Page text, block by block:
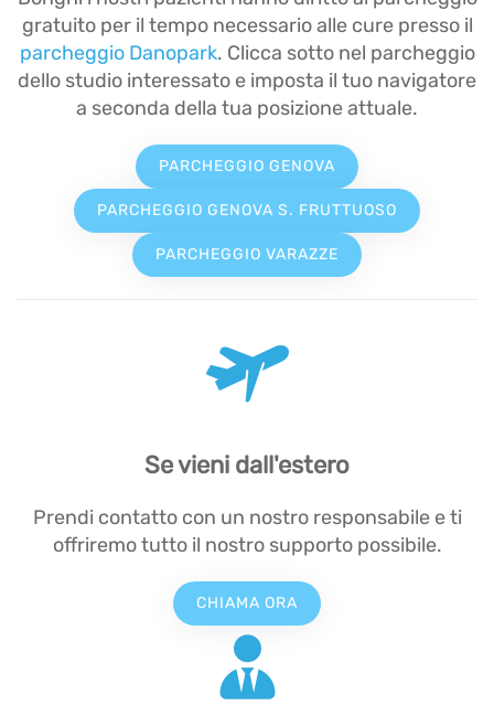
gratuito per il tempo necessario alle cure presso il
parcheggio Danopark. Clicca sotto nel parcheggio
dello studio interessato e imposta il tuo navigatore
a seconda della tua posizione attuale.
PARCHEGGIO GENOVA
PARCHEGGIO GENOVA S. FRUTTUOSO
PARCHEGGIO VARAZZE
Se vieni dall'estero
Prendi contatto con un nostro responsabile e ti
offriremo tutto il nostro supporto possibile.
CHIAMA ORA